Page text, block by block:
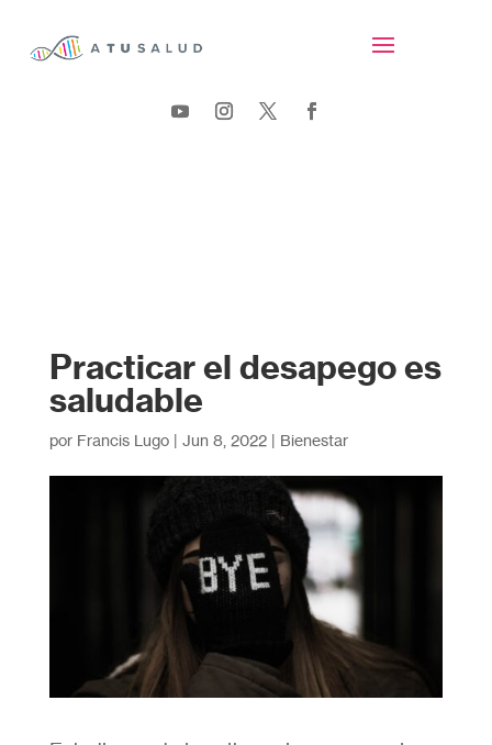
Practicar el desapego es
saludable
por Francis Lugo| Jun 8, 2022| Bienestar